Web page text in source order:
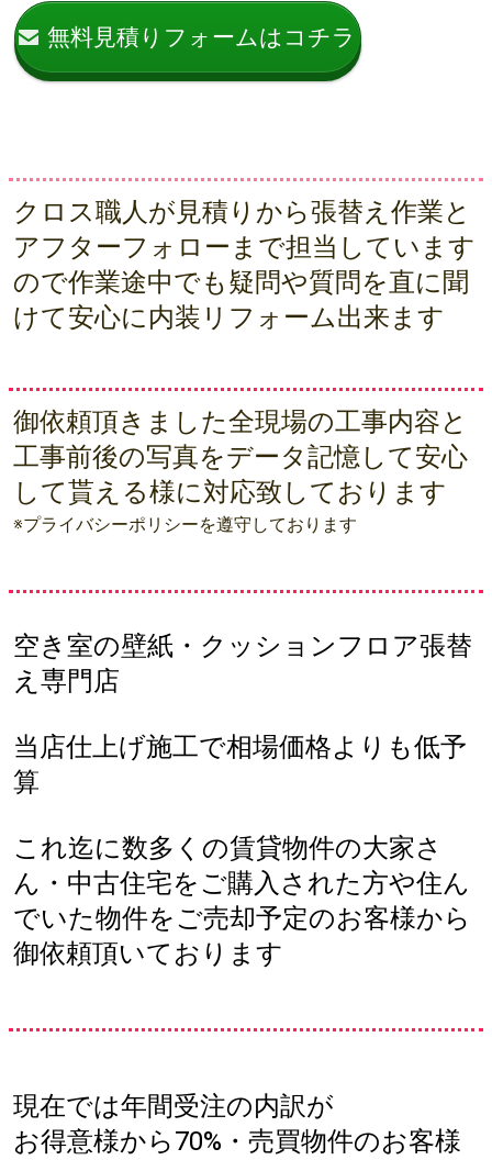
無料見積りフォームはコチラ
クロス職人が見積りから張替え作業と
アフターフォローまで担当しています
ので作業途中でも疑問や質問を直に聞
けて安心に内装リフォーム出来ます
御依頼頂きました全現場の工事内容と
工事前後の写真をデータ記憶して安心
して貰える様に対応致しております
※プライバシーポリシーを遵守しております
空き室の壁紙・クッションフロア張替
え専門店
当店仕上げ施工で相場価格よりも低予
算
これ迄に数多くの賃貸物件の大家さ
ん・中古住宅をご購入された方や住ん
でいた物件をご売却予定のお客様から
御依頼頂いております
現在では年間受注の内訳が
お得意様から70%・売買物件のお客様